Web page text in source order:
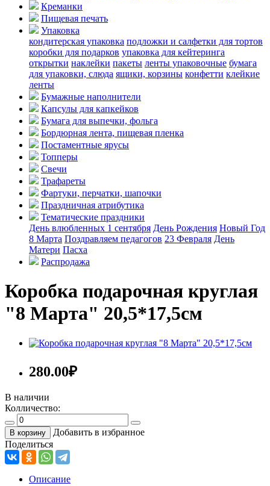
Креманки
Пищевая печать
Упаковка
кондитерская упаковка подложки и салфетки для тортов
коробки для подарков упаковка для кейтеринга
открытки наклейки пакеты ленты упаковочные бумага
для упаковки, слюда ящики, корзины конфетти клейкие
ленты
Бумажные наполнители
Капсулы для капкейков
Бумага для выпечки, фольга
Бордюрная лента, пищевая пленка
Постаментные ярусы
Топперы
Свечи
Трафареты
Фартуки, перчатки, шапочки
Праздничная атрибутика
Тематические праздники
День влюбленных 1 сентября День Рождения Новый Год
8 Марта Поздравляем педагогов 23 Февраля День
Матери Пасха
Распродажа
Коробка подарочная круглая
"8 Марта" 20,5*17,5см
280.00₽
В наличии
Колличество:
В корзину
Добавить в избранное
Поделиться
Описание